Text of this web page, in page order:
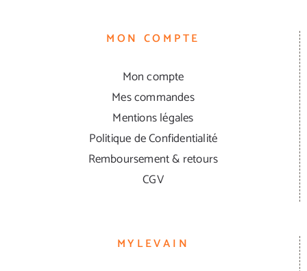
MON COMPTE
Mon compte
Mes commandes
Mentions légales
Politique de Confidentialité
Remboursement & retours
CGV
MYLEVAIN